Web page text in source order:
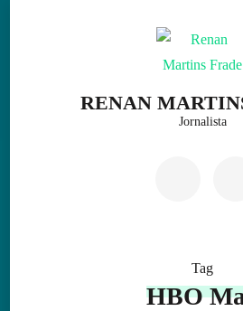
RENAN
Jornalista
Tag
HBO